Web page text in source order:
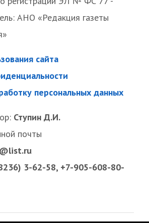
АНО «Редакция газеты
сайта
персональных данных
Ступин Д.И.
почты
3-62-58, +7-905-608-80-